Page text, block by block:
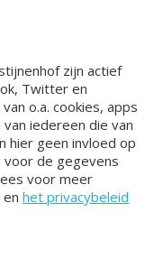
zijn actief
Twitter en
o.a. cookies, apps
iedereen die van
hier geen invloed op
de gegevens
voor meer
en het privacybeleid